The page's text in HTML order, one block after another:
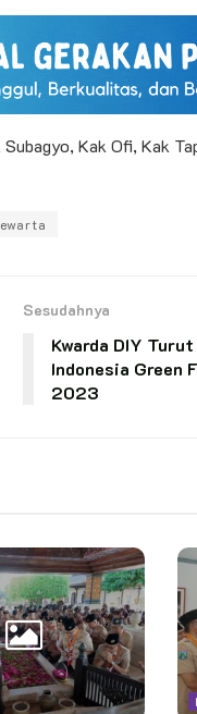
Kak Ofi, Kak
Sesudahnya
Kwarda DIY
Indonesia Green
2023